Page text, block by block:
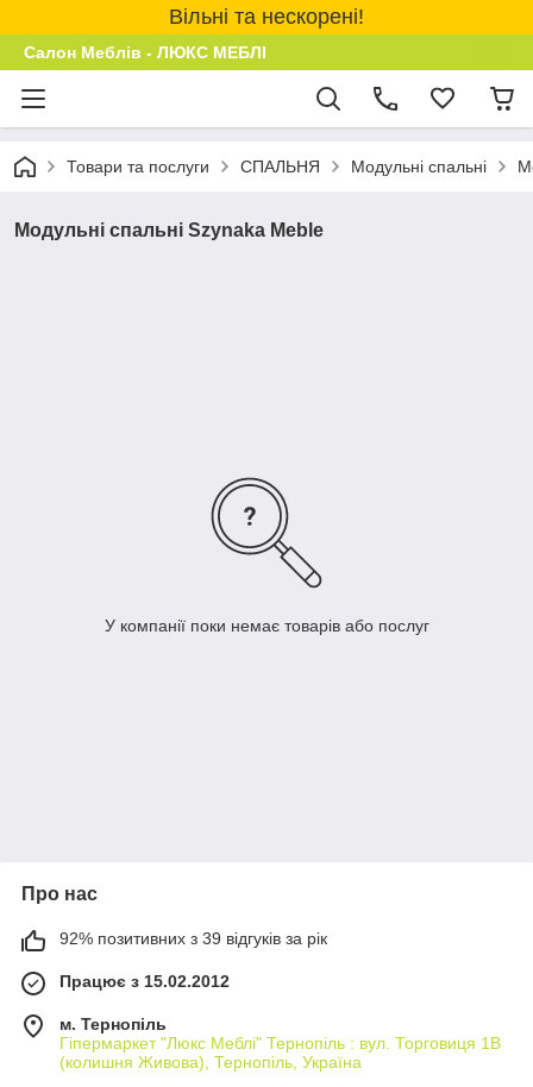
Вільні та нескорені!
Салон Меблів - ЛЮКС МЕБЛІ
Товари та послуги СПАЛЬНЯ Модульні спальні
Модульні спальні Szynaka Meble
У компанії поки немає товарів або послуг
Про нас
92% позитивних з 39 відгуків за рік
Працює з 15.02.2012
м. Тернопіль
Гіпермаркет "Люкс Меблі" Тернопіль : вул. Торговиця 1В
(колишня Живова), Тернопіль, Україна